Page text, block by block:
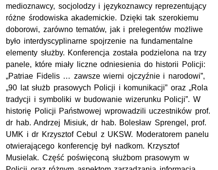
medioznawcy, socjolodzy i językoznawcy reprezentujący
różne środowiska akademickie. Dzięki tak szerokiemu
doborowi, zarówno tematów, jak i prelegentów możliwe
było interdyscyplinarne spojrzenie na fundamentalne
elementy służby. Konferencja została podzielona na trzy
panele, które miały liczne odniesienia do historii Policji:
„Patriae Fidelis … zawsze wierni ojczyźnie i narodowi”,
„90 lat służb prasowych Policji i komunikacji” oraz „Rola
tradycji i symboliki w budowanie wizerunku Policji”. W
historię Policji Państwowej wprowadzili uczestników prof.
dr hab. Andrzej Misiuk, dr hab. Bolesław Sprengel, prof.
UMK i dr Krzysztof Cebul z UKSW. Moderatorem panelu
otwierającego konferencję był nadkom. Krzysztof
Musielak. Część poświęconą służbom prasowym w